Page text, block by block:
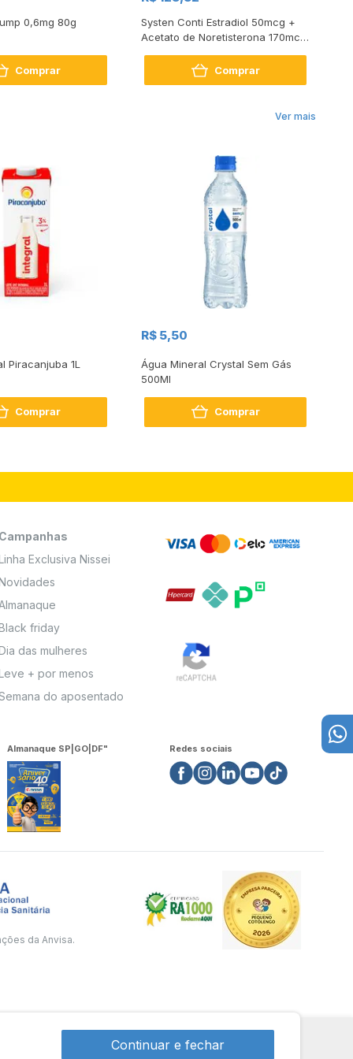
0,6mg 80g
Comprar
Systen Conti Estradiol 50mcg +
Acetato de Noretisterona 170mcg
8 Adesivos
Comprar
Ver mais
Piracanjuba 1L
Comprar
R$ 5,50
Água Mineral Crystal Sem Gás
500Ml
Comprar
Continuar e fechar
Campanhas
Exclusiva Nissei
friday
das mulheres
+ por menos
do aposentado
Almanaque SP|GO|DF" Redes sociais
da Anvisa.